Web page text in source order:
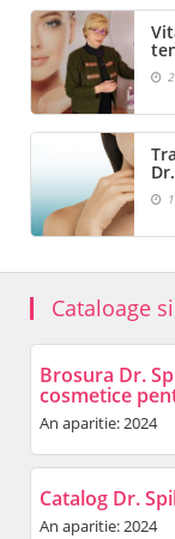
Cataloage
Brosura Dr.
cosmetice
An aparitie: 2024
Catalog Dr.
An aparitie: 2024